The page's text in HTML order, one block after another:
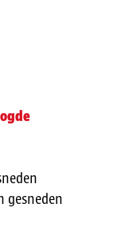
gesneden